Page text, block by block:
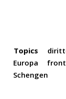
Topics
Europa
Schengen